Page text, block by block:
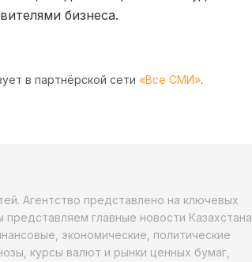
бизнеса.
в партнёрской сети «Все СМИ».
Агентство представлено на ключевых
главные новости Казахстана,
экономические, политические
курсы валют и рынки ценных бумаг,